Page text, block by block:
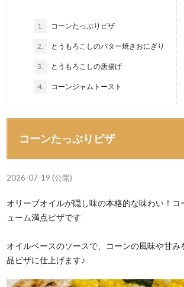
1. コーンたっぷりピザ
2. とうもろこしのバター焼きおにぎり
3. とうもろこしの唐揚げ
4. コーンジャムトースト
コーンたっぷりピザ
2026-07-19 (公開)
オリーブオイルが隠し味の本格的な味わい！コ
ューム満点ピザです
オイルベースのソースで、コーンの風味や甘み
品ピザに仕上げます♪